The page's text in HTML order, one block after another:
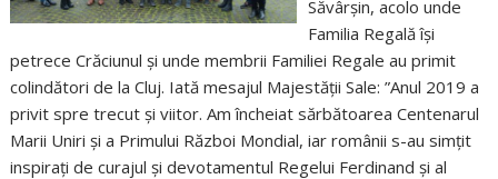
Săvârșin, acolo unde
Familia Regală își
petrece Crăciunul și unde membrii Familiei Regale au primit
colindători de la Cluj. Iată mesajul Majestății Sale: ”Anul 2019 a
privit spre trecut și viitor. Am încheiat sărbătoarea Centenarul
Marii Uniri și a Primului Război Mondial, iar românii s-au simțit
inspirați de curajul și devotamentul Regelui Ferdinand și al